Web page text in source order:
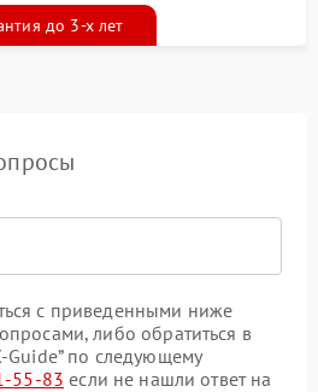
до 3-х лет
с приведенными ниже
либо обратиться в
Guide” по следующему
55-83 если не нашли ответ на